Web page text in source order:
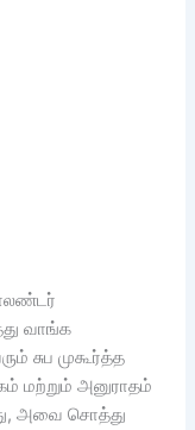
வாங்க
சுப முகூர்த்த
மற்றும் அனுராதம்
அவை சொத்து